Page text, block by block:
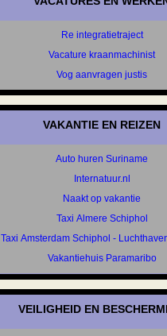
Re integratietraject
Vacature kraanmachinist
Vog aanvragen justis
VAKANTIE EN REIZEN
Auto huren Suriname
Internatuur.nl
Naakt op vakantie
Taxi Almere Schiphol
Taxi Amsterdam Schiphol -
Vakantiehuis Paramaribo
VEILIGHEID EN